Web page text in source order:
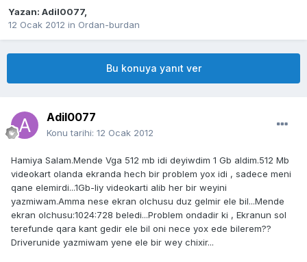
Yazan: Adil0077,
12 Ocak 2012 in Ordan-burdan
Bu konuya yanıt ver
Adil0077
Konu tarihi: 12 Ocak 2012
Hamiya Salam.Mende Vga 512 mb idi deyiwdim 1 Gb aldim.512 Mb
videokart olanda ekranda hech bir problem yox idi , sadece meni
qane elemirdi...1Gb-liy videokarti alib her bir weyini
yazmiwam.Amma nese ekran olchusu duz gelmir ele bil...Mende
ekran olchusu:1024:728 beledi...Problem ondadir ki , Ekranun sol
terefunde qara kant gedir ele bil oni nece yox ede bilerem??
Driverunide yazmiwam yene ele bir wey chixir...